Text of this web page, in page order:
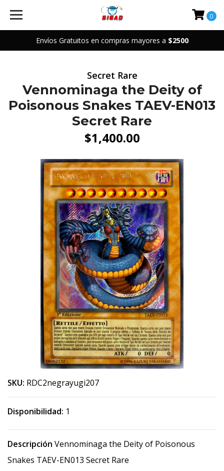
Envíos Gratuitos en compras mayores a $2500
0
Secret Rare
Vennominaga the Deity of
Poisonous Snakes TAEV-EN013
Secret Rare
$1,400.00
SKU: RDC2negrayugi207
Disponibilidad: 1
Descripción Vennominaga the Deity of Poisonous
Snakes TAEV-EN013 Secret Rare